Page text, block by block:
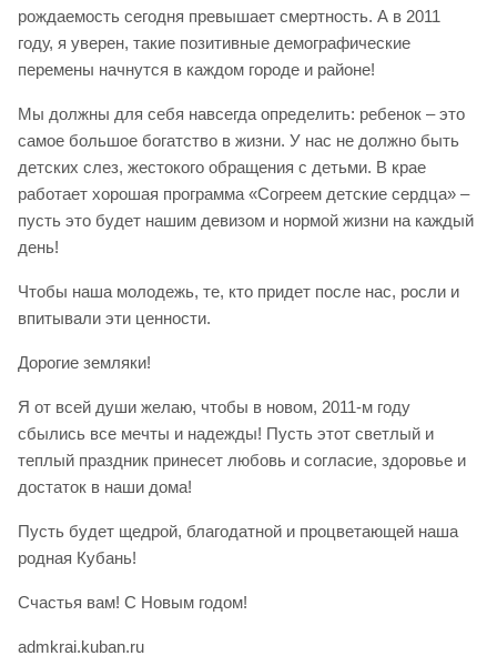
рождаемость сегодня превышает смертность. А в 2011
году, я уверен, такие позитивные демографические
перемены начнутся в каждом городе и районе!
Мы должны для себя навсегда определить: ребенок – это
самое большое богатство в жизни. У нас не должно быть
детских слез, жестокого обращения с детьми. В крае
работает хорошая программа «Согреем детские сердца» –
пусть это будет нашим девизом и нормой жизни на каждый
день!
Чтобы наша молодежь, те, кто придет после нас, росли и
впитывали эти ценности.
Дорогие земляки!
Я от всей души желаю, чтобы в новом, 2011-м году
сбылись все мечты и надежды! Пусть этот светлый и
теплый праздник принесет любовь и согласие, здоровье и
достаток в наши дома!
Пусть будет щедрой, благодатной и процветающей наша
родная Кубань!
Счастья вам! С Новым годом!
admkrai.kuban.ru